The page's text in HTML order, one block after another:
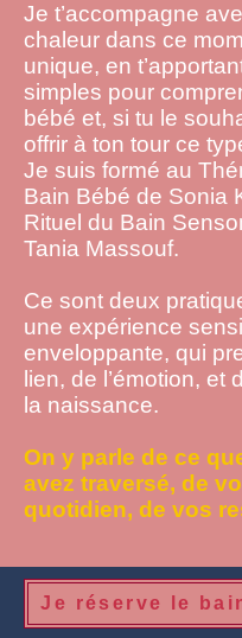
Je t’accompagne
chaleur dans ce
unique, en
simples pour
bébé et, si tu le
offrir à ton tour ce
Je suis formé au
Bain Bébé de Sonia
Rituel du Bain
Tania Massouf.
Ce sont deux
une expérience
enveloppante, qui
lien, de l’émotion, et
la naissance.
On y parle de ce
avez traversé, de
quotidien, de vos
Je réserve le